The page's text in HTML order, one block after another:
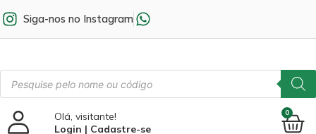
Siga-nos no Instagram
Olá, visitante!
Login | Cadastre-se
0